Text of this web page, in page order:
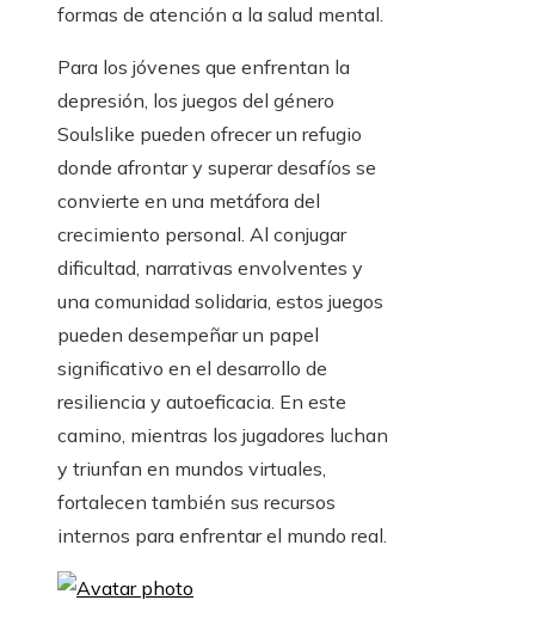
formas de atención a la salud mental.
Para los jóvenes que enfrentan la
depresión, los juegos del género
Soulslike pueden ofrecer un refugio
donde afrontar y superar desafíos se
convierte en una metáfora del
crecimiento personal. Al conjugar
dificultad, narrativas envolventes y
una comunidad solidaria, estos juegos
pueden desempeñar un papel
significativo en el desarrollo de
resiliencia y autoeficacia. En este
camino, mientras los jugadores luchan
y triunfan en mundos virtuales,
fortalecen también sus recursos
internos para enfrentar el mundo real.